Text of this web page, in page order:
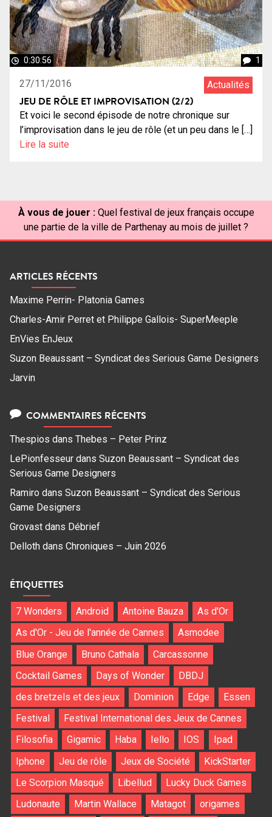
0:30:56 1
27/11/2016 Actualités
JEU DE RÔLE ET IMPROVISATION (2/2)
Et voici le second épisode de notre chronique sur
l’improvisation dans le jeu de rôle (et un peu dans le […]
Lire la suite
À vous de jouer : Quel festival de jeux français occupe
une partie de la ville de Parthenay au mois de juillet ?
ARTICLES RÉCENTS
Maxime Perrin- Platonia Games
Charles-Amir Perret et Philippe Gallois- SuperMeeple
EnVies EnJeux
Suzon Beaussant – Syndicat des Serious Game Designers
Jarvin
COMMENTAIRES RÉCENTS
Thespios dans Thebes – Peter Prinz
LePionfesseur dans Suzon Beaussant – Syndicat des
Serious Game Designers
Ramiro dans Suzon Beaussant – Syndicat des Serious
Game Designers
Grovast dans Débrief
Delloth dans Chroniques – Juin 2026
ÉTIQUETTES
7 Wonders Android Antoine Bauza
As d'Or
As d'Or - Jeu de l'année de Cannes
Asmodee
Blue Orange
Bruno Cathala
Carcassonne
Cocktail Games
Days of Wonder
DBDJ
des bretzels et des jeux
Dominion Edge
Essen
Festival
Festival International des Jeux de Cannes
Filosofia
Gigamic Haba Iello IOS
Ipad
Iphone
Jeu de rôle Jeux de Société
KickStarter
Le Scorpion Masqué
Libellud
Lucky Duck Games
Ludonaute
Martin Wallace Matagot origames